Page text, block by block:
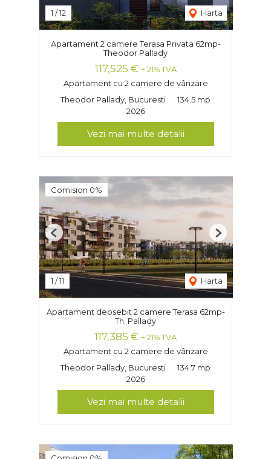
1 /12 Harta
Apartament 2 camere Terasa Privata 62mp-
Theodor Pallady
117,525 € + 21% TVA
Apartament cu 2 camere de vânzare
Theodor Pallady, Bucuresti
134.5 mp
2026
Vezi mai multe detalii
Comision 0%
1 /11 Harta
Previous Next
Apartament deosebit 2 camere Terasa 62mp-
Th. Pallady
117,385 € + 21% TVA
Apartament cu 2 camere de vânzare
Theodor Pallady, Bucuresti
134.7 mp
2026
Vezi mai multe detalii